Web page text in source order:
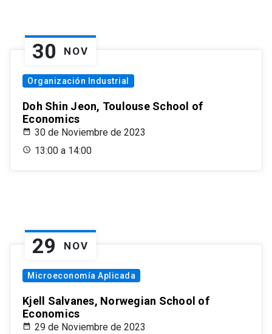
30 NOV
Organización Industrial
Doh Shin Jeon, Toulouse School of
Economics
30 de Noviembre de 2023
13:00 a 14:00
29 NOV
Microeconomía Aplicada
Kjell Salvanes, Norwegian School of
Economics
29 de Noviembre de 2023